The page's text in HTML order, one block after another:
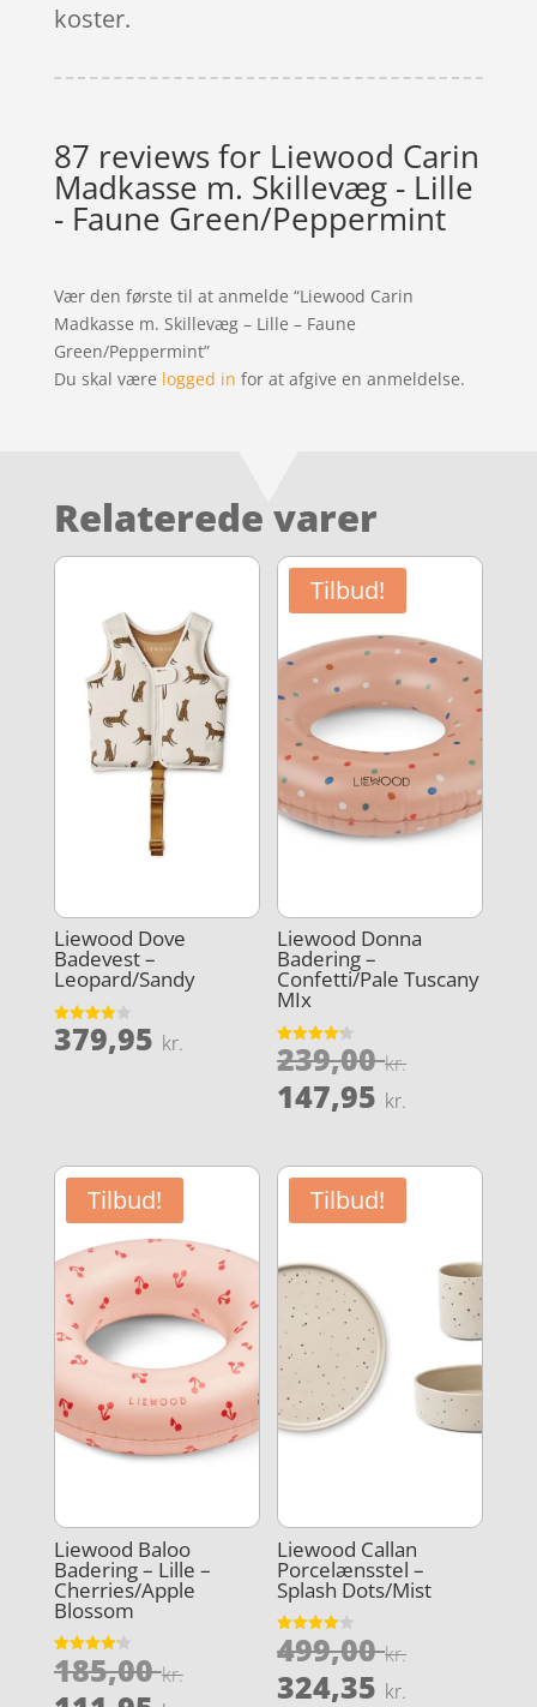
koster.
87 reviews for Liewood Carin
Madkasse m. Skillevæg - Lille
- Faune Green/Peppermint
Vær den første til at anmelde “Liewood Carin
Madkasse m. Skillevæg – Lille – Faune
Green/Peppermint”
Du skal være logged in for at afgive en anmeldelse.
Relaterede varer
Liewood Dove
Badevest –
Leopard/Sandy
Vurderet
3.9
379,95 kr.
Tilbud!
Liewood Donna
Badering –
Confetti/Pale Tuscany
MIx
Vurderet
4.2
239,00kr.Den
239,00
147,95 kr.
pris
er:
147,95
Tilbud!
Liewood Baloo
Badering – Lille –
Cherries/Apple
Blossom
Vurderet
4.2
185,00kr.Den
Tilbud!
Liewood Callan
Porcelænsstel –
Splash Dots/Mist
Vurderet
3.9
499,00kr.Den
324,35 kr.